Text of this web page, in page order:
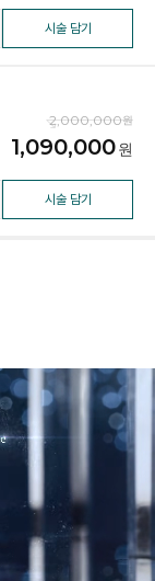
시술 담기
2,000,000
1,090,000
시술 담기